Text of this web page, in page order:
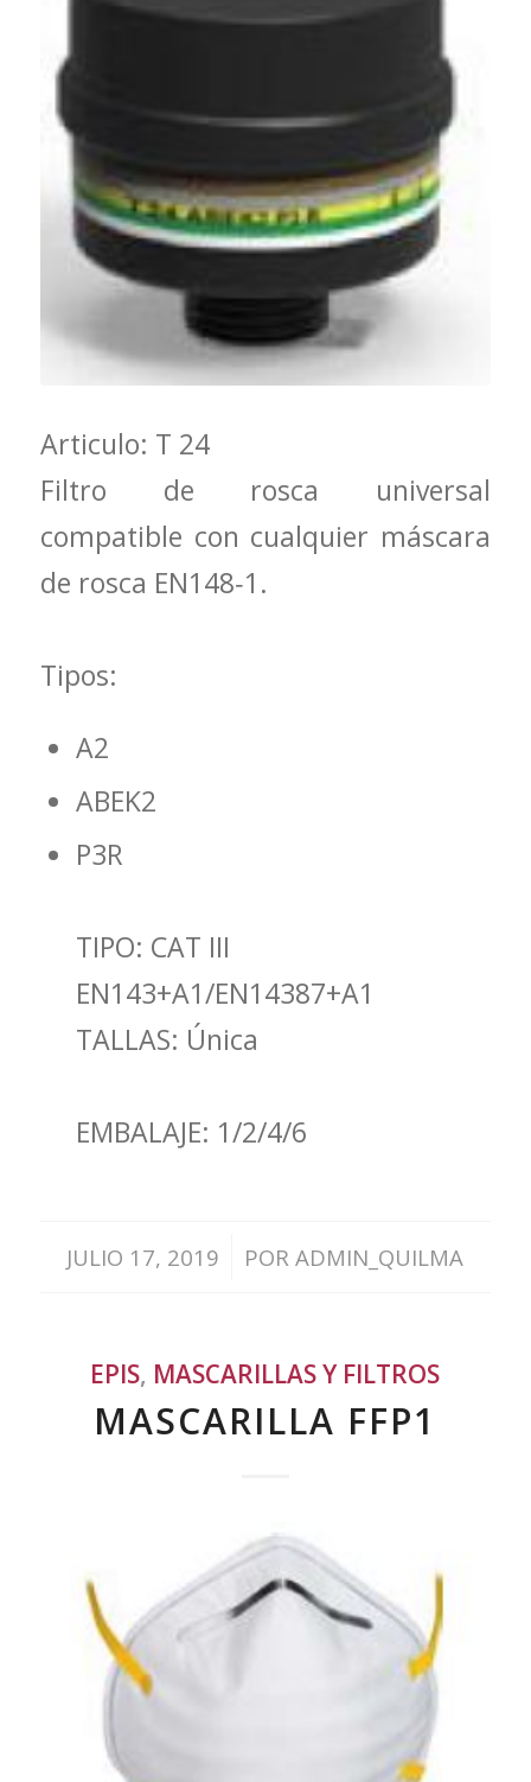
Articulo: T 24
Filtro de rosca universal
compatible con cualquier máscara
de rosca EN148‐1.
Tipos:
A2
ABEK2
P3R
TIPO: CAT III
EN143+A1/EN14387+A1
TALLAS: Única
EMBALAJE: 1/2/4/6
JULIO 17, 2019
/ PORADMIN_QUILMA
EPIS, MASCARILLAS Y FILTROS
MASCARILLA FFP1